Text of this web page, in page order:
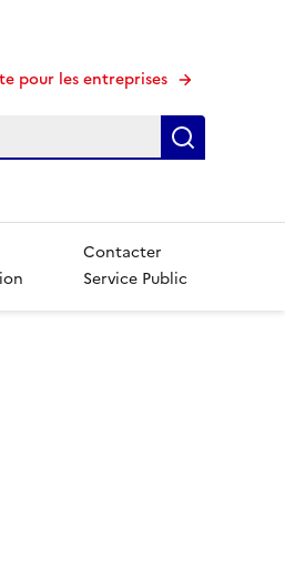
pour les entreprises
Contacter
Service Public